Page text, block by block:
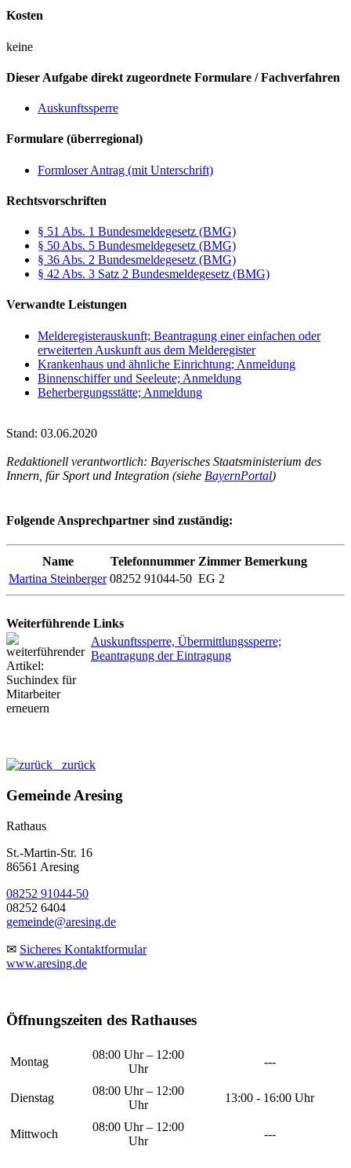
Kosten
keine
Dieser Aufgabe direkt zugeordnete Formulare / Fachverfahren
Auskunftssperre
Formulare (überregional)
Formloser Antrag (mit Unterschrift)
Rechtsvorschriften
§ 51 Abs. 1 Bundesmeldegesetz (BMG)
§ 50 Abs. 5 Bundesmeldegesetz (BMG)
§ 36 Abs. 2 Bundesmeldegesetz (BMG)
§ 42 Abs. 3 Satz 2 Bundesmeldegesetz (BMG)
Verwandte Leistungen
Melderegisterauskunft; Beantragung einer einfachen oder
erweiterten Auskunft aus dem Melderegister
Krankenhaus und ähnliche Einrichtung; Anmeldung
Binnenschiffer und Seeleute; Anmeldung
Beherbergungsstätte; Anmeldung
Stand: 03.06.2020
Redaktionell verantwortlich: Bayerisches Staatsministerium des
Innern, für Sport und Integration (siehe BayernPortal)
Folgende Ansprechpartner sind zuständig:
Name Telefonnummer Zimmer Bemerkung
Martina Steinberger 08252 91044-50 EG 2
Weiterführende Links
Auskunftssperre, Übermittlungssperre;
Beantragung der Eintragung
zurück
Gemeinde Aresing
Rathaus
St.-Martin-Str. 16
86561 Aresing
08252 91044-50
08252 6404
gemeinde@aresing.de
✉ Sicheres Kontaktformular
www.aresing.de
Öffnungszeiten des Rathauses
Montag
08:00 Uhr – 12:00
Uhr
---
Dienstag
08:00 Uhr – 12:00
Uhr
13:00 - 16:00 Uhr
Mittwoch
08:00 Uhr – 12:00
Uhr
---